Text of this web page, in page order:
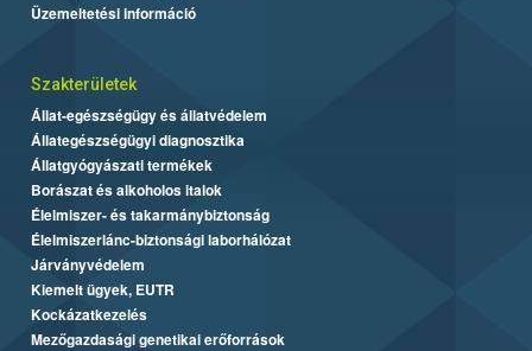
Üzemeltetési információ
Szakterületek
Állat-egészségügy és állatvédelem
Állategészségügyi diagnosztika
Állatgyógyászati termékek
Borászat és alkoholos italok
Élelmiszer- és takarmánybiztonság
Élelmiszerlánc-biztonsági laborhálózat
Járványvédelem
Kiemelt ügyek, EUTR
Kockázatkezelés
Mezőgazdasági genetikai erőforrások